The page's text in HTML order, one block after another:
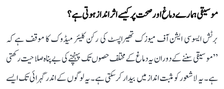
موسیقی ہمارے دماغ اور صحت پر کیسے اثر انداز ہوتی ہے؟
برٹش ایسوسی ایشن آف میوزک تھیراپسٹ کی رکن کلیئر میڈوک کا موقف ہے کہ
”موسیقی سننے کے دوران یہ دماغ کے مختلف حصوں تک پہنچنے کی بے پناہ صلاحیت رکھتی
ہے۔ یہ لاشعور کو مثبت انداز میں بیدار کر سکتی ہے۔ یہ لوگوں کے اندر گہرائی تک ایسے